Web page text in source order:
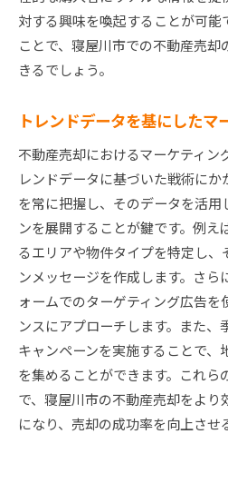
対する興味を喚起することが可能
ことで、寝屋川市での不動産売
きるでしょう。
トレンドデータを基にしたマ
不動産売却におけるマーケティン
レンドデータに基づいた戦術に
を常に把握し、そのデータを活用
ンを展開することが鍵です。例え
るエリアや物件タイプを特定し、
ンメッセージを作成します。さら
ォームでのターゲティング広告を
ンスにアプローチします。また、
キャンペーンを実施することで、
を集めることができます。これら
で、寝屋川市の不動産売却をより
になり、売却の成功率を向上させ